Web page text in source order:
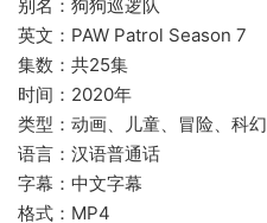
别名：狗狗巡逻队
英文：PAW Patrol Season 7
集数：共25集
时间：2020年
类型：动画、儿童、冒险、科幻
语言：汉语普通话
字幕：中文字幕
格式：MP4